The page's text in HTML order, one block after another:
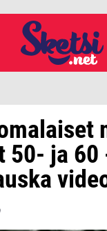
50- ja